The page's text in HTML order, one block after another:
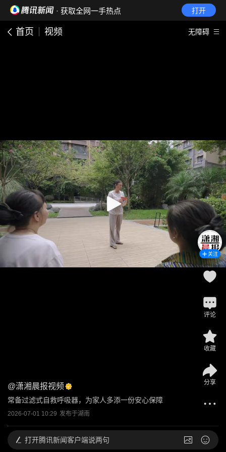
· 获取全网一手热点 打开
首页 视频 无障碍
@潇湘晨报视频
常备过滤式自救呼吸器，为家人多添一份安心保障
2026-07-01 10:29 发布于湖南
关注
评论
收藏
分享
打开腾讯新闻客户端说两句